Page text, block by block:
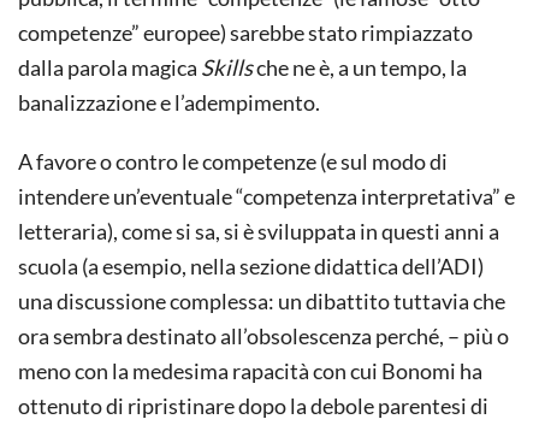
competenze” europee) sarebbe stato rimpiazzato
dalla parola magica Skillsche ne è, a un tempo, la
banalizzazione e l’adempimento.
A favore o contro le competenze (e sul modo di
intendere un’eventuale “competenza interpretativa” e
letteraria), come si sa, si è sviluppata in questi anni a
scuola (a esempio, nella sezione didattica dell’ADI)
una discussione complessa: un dibattito tuttavia che
ora sembra destinato all’obsolescenza perché, – più o
meno con la medesima rapacità con cui Bonomi ha
ottenuto di ripristinare dopo la debole parentesi di